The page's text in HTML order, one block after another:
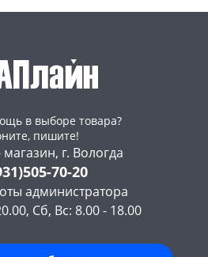
в выборе товара?
пишите!
г. Вологда
70-20
администратора
Сб, Вс: 8.00 - 18.00